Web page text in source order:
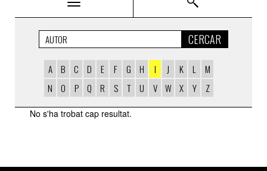
CERCAR
A B C D E F G H I J K L
M
N
O P Q R S T U V W X Y Z
AUTORS
No s'ha trobat cap resultat.